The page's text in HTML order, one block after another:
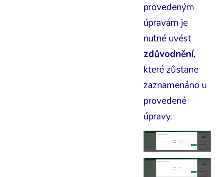
provedeným
úpravám je
nutné uvést
zdůvodnění,
které zůstane
zaznamenáno u
provedené
úpravy.